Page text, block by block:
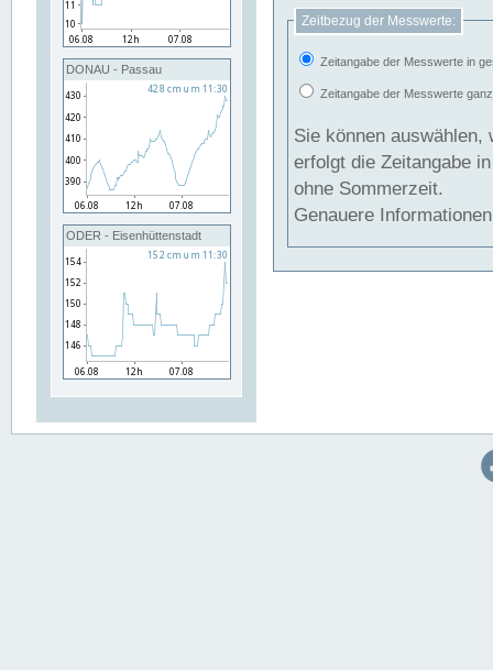
DONAU - Passau
ODER - Eisenhüttenstadt
Zeitbezug der Messwerte:
Zeitangabe der Messwerte in
Zeitangabe der Messwerte
Sie können auswählen,
erfolgt die Zeitangabe
ohne Sommerzeit.
Genauere